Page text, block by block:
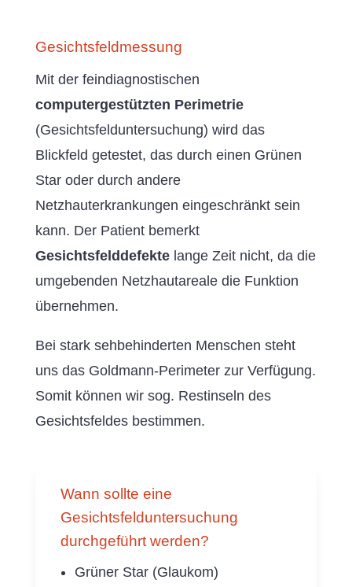
Gesichtsfeldmessung
Mit der feindiagnostischen
computergestützten Perimetrie
(Gesichtsfelduntersuchung) wird das
Blickfeld getestet, das durch einen Grünen
Star oder durch andere
Netzhauterkrankungen eingeschränkt sein
kann. Der Patient bemerkt
Gesichtsfelddefektelange Zeit nicht, da die
umgebenden Netzhautareale die Funktion
übernehmen.
Bei stark sehbehinderten Menschen steht
uns das Goldmann-Perimeter zur Verfügung.
Somit können wir sog. Restinseln des
Gesichtsfeldes bestimmen.
Wann sollte eine
Gesichtsfelduntersuchung
durchgeführt werden?
Grüner Star (Glaukom)